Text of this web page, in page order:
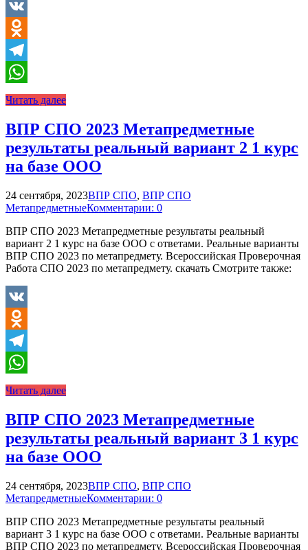
VK
Odnoklassniki
Telegram
WhatsApp
Читать далее
ВПР СПО 2023 Метапредметные
результаты реальный вариант 2 1 курс
на базе ООО
24 сентября, 2023ВПР СПО, ВПР СПО
МетапредметныеКомментарии: 0
ВПР СПО 2023 Метапредметные результаты реальный
вариант 2 1 курс на базе ООО с ответами. Реальные варианты
ВПР СПО 2023 по метапредмету. Всероссийская Проверочная
Работа СПО 2023 по метапредмету. скачать Смотрите также:
VK
Odnoklassniki
Telegram
WhatsApp
Читать далее
ВПР СПО 2023 Метапредметные
результаты реальный вариант 3 1 курс
на базе ООО
24 сентября, 2023ВПР СПО, ВПР СПО
МетапредметныеКомментарии: 0
ВПР СПО 2023 Метапредметные результаты реальный
вариант 3 1 курс на базе ООО с ответами. Реальные варианты
ВПР СПО 2023 по метапредмету. Всероссийская Проверочная